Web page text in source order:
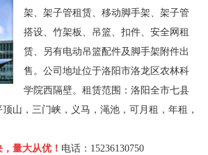
架、架子管租赁、移动脚手架、架子管
搭设、竹架板、吊篮、扣件、安全网租
赁、另有电动吊篮配件及脚手架附件出
售。公司地址位于洛阳市洛龙区农林科
学院西隔壁。租赁范围：洛阳全市七县
山，三门峡，义马，渑池，可月租，年租，
量大从优！ 电话：15236130750